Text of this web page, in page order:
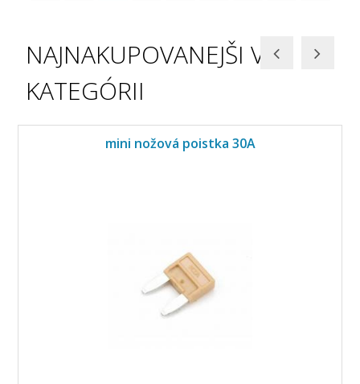
NAJNAKUPOVANEJŠI V
KATEGÓRII
mini nožová poistka 30A